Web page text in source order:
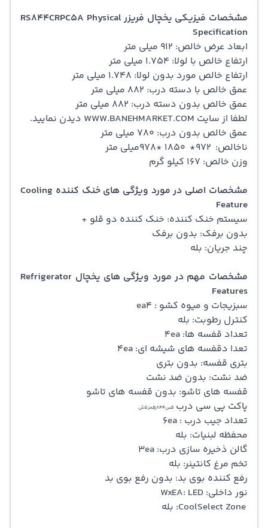
مشخصات فیزیکی یخچال فریزر RS844CRPC5A Physical
Specification
ابعاد عرض خالص: 912 میلی متر
ارتفاع خالص با لولا: 1.754 میلی متر
ارتفاع خالص مورد بدون لولا: 1.748 میلی متر
عمق خالص با دسته درب: 882 میلی متر
عمق خالص بدون دسته درب: 882 میلی متر
لطفا از سایت WWW.BANEHMARKET.COM دیدن نمایید.
عمق خالص بدون درب: 780 میلی متر
ناخالص: 972* 1850 *978میلی متر
وزن خالص: 167 کیلو گرم
مشخصات اصلی در مورد ویژگی های خنک کننده Cooling
Feature
سیستم خنک کننده: خنک کننده دو قلو +
بدون برفک: بدون برفک
چند جریان: بله
مشخصات مهم در مورد ویژگی های یخچال Refrigerator
Features
سبزیجات و میوه کشو : ea4
کنترل رطوبت: بله
تعداد قفسه ها: 4ea
تعدا دقفسه های شیشه ای: 4ea
بتری قفسه: بدون بتری
ضد نشت: بدون ضد نشت
قفسه های تاشو: بدون قفسه های تاشو
پاکت پی سی دربقس844زقحز5ش
تعداد جیب درب : 6ea
محفظه لبنیات: بله
گالن ذخیره سازی درب: 3ea
تخم مرغ کانتینر: بله
رفع کننده بوی بد: بدون رفع بوی بد
نور داخلی: WxEA: LED
CoolSelect Zone: بله